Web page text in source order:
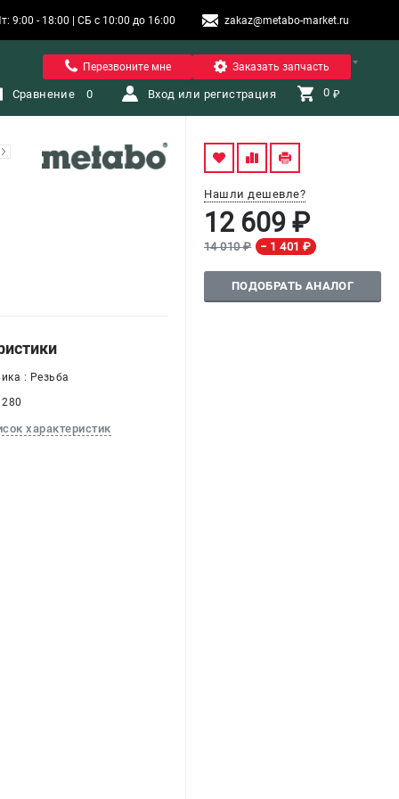
9:00 - 18:00 | СБ с 10:00 до 16:00 zakaz@metabo-market.ru
Помона
Перезвоните мне Заказать запчасть
Сравнение 0 Вход или регистрация 0 ₽
Нашли дешевле?
12 609 ₽
14 010 ₽ − 1 401 ₽
ПОДОБРАТЬ АНАЛОГ
: Резьба
характеристик